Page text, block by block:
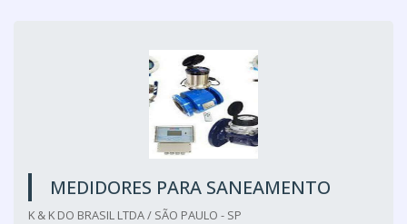
MEDIDORES PARA SANEAMENTO
K & K DO BRASIL LTDA / SÃO PAULO - SP